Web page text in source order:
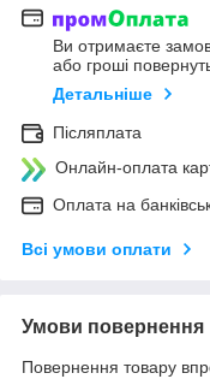
Ви отримаєте
або гроші
Детальніше
Післяплата
Онлайн-оплата
Оплата на
Всі умови оплати
Умови повернення
Повернення товару